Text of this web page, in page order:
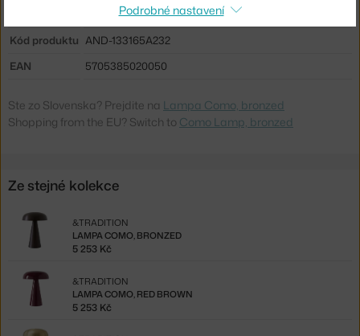
baterie: 20 hodin.
Kód produktu AND-133165A232
EAN
5705385020050
Ste zo Slovenska? Prejdite na Lampa Como, bronzed
Shopping from the EU? Switch to Como Lamp, bronzed
Ze stejné kolekce
LAMPA COMO, BRONZED
&TRADITION
5 253 Kč
LAMPA COMO, RED BROWN
&TRADITION
5 253 Kč
Podrobné nastavení